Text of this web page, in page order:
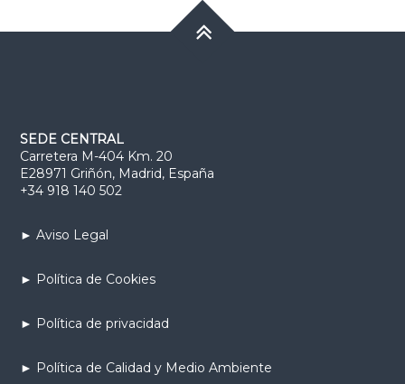
SEDE CENTRAL
Carretera M-404 Km. 20
E28971 Griñón, Madrid, España
+34 918 140 502
► Aviso Legal
► Política de Cookies
► Política de privacidad
► Política de Calidad y Medio Ambiente